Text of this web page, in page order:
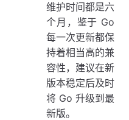
维护时间都是六
个月，鉴于 Go
每一次更新都保
持着相当高的兼
容性，建议在新
版本稳定后及时
将 Go 升级到最
新版。